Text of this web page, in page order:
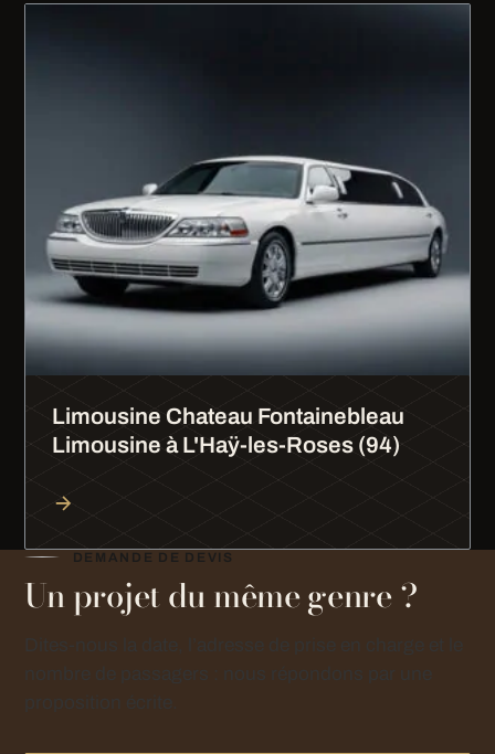
Limousine Chateau Fontainebleau
Limousine à L'Haÿ-les-Roses (94)
DEMANDE DE DEVIS
Un projet du même genre ?